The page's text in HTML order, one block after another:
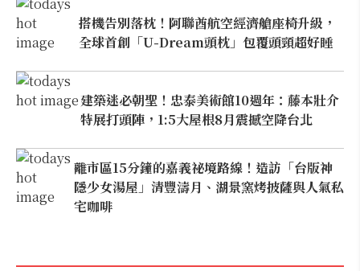
搭機告別落枕！阿聯酋航空經濟艙座椅升級，
全球首創「U-Dream頭枕」包覆頭頸超好睡
建築迷必朝聖！忠泰美術館10週年：藤本壯介
特展打頭陣，1:5大屋根8月震撼空降台北
離市區15分鐘的嘉義祕境路線！造訪「台版神
隱少女湯屋」清豐濤月、湖景窯烤披薩與人氣私
宅咖啡